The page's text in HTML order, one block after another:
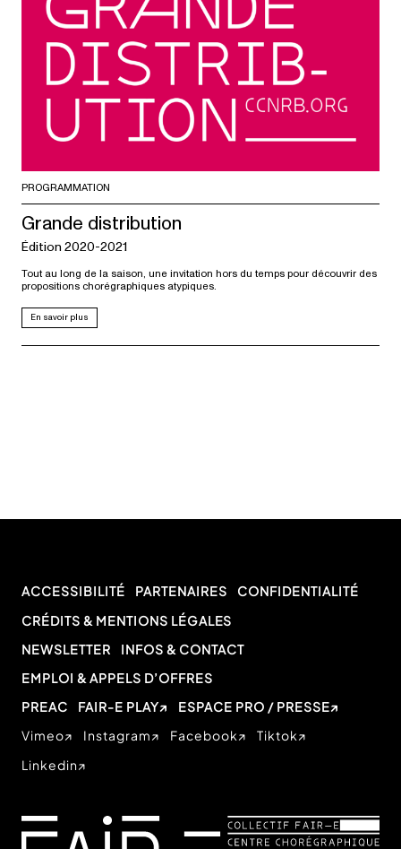
PROGRAMMATION
Grande distribution
Édition 2020-2021
Tout au long de la saison, une invitation hors du temps pour découvrir des
propositions chorégraphiques atypiques.
En savoir plus
ACCESSIBILITÉ PARTENAIRES
CONFIDENTIALITÉ
CRÉDITS & MENTIONS LÉGALES
NEWSLETTER
INFOS & CONTACT
EMPLOI & APPELS D’OFFRES
PREAC
FAIR-E PLAY
ESPACE PRO / PRESSE
Vimeo
Instagram Facebook
Tiktok
Linkedin